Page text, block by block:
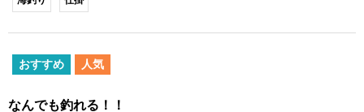
おすすめ 人気
なんでも釣れる！！